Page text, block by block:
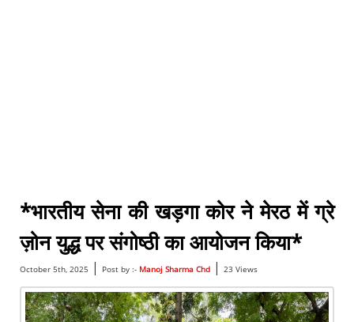
*भारतीय सेना की खड़गा कोर ने मेरठ में ग्रे
ज़ोन युद्ध पर संगोष्ठी का आयोजन किया*
October 5th, 2025 | Post by :- Manoj Sharma Chd| 23 Views